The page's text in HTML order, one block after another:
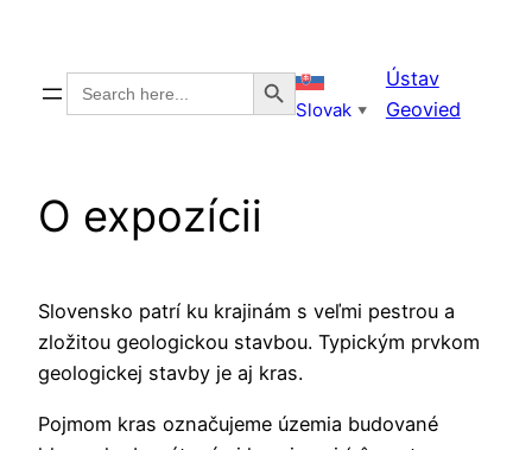
obsah Search
for:
Search Button
Slovak ▼
Ústav
Geovied
O expozícii
Slovensko patrí ku krajinám s veľmi pestrou a
zložitou geologickou stavbou. Typickým prvkom
geologickej stavby je aj kras.
Pojmom kras označujeme územia budované